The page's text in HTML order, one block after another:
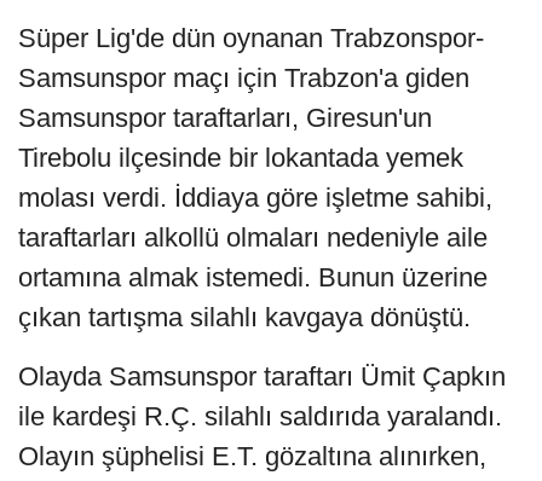
Süper Lig'de dün oynanan Trabzonspor-
Samsunspor maçı için Trabzon'a giden
Samsunspor taraftarları, Giresun'un
Tirebolu ilçesinde bir lokantada yemek
molası verdi. İddiaya göre işletme sahibi,
taraftarları alkollü olmaları nedeniyle aile
ortamına almak istemedi. Bunun üzerine
çıkan tartışma silahlı kavgaya dönüştü.
Olayda Samsunspor taraftarı Ümit Çapkın
ile kardeşi R.Ç. silahlı saldırıda yaralandı.
Olayın şüphelisi E.T. gözaltına alınırken,